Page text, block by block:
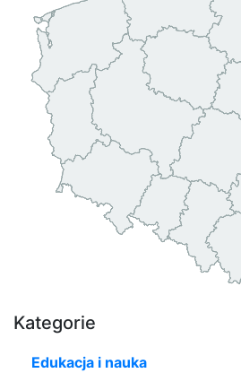
Kategorie
Edukacja i nauka